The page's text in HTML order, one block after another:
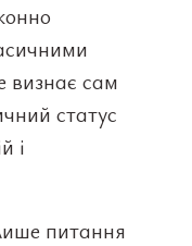
визнає сам
статус
і
питання